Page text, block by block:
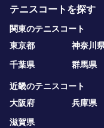
テニスコートを探す
関東のテニスコート
東京都
神奈川
千葉県
群馬県
近畿のテニスコート
大阪府
兵庫県
滋賀県